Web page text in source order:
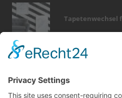
Tapetenwechsel